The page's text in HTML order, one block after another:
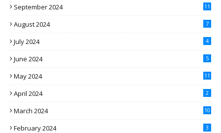
September 2024 11
August 2024 7
July 2024 4
June 2024 5
May 2024 11
April 2024 2
March 2024 10
February 2024 3